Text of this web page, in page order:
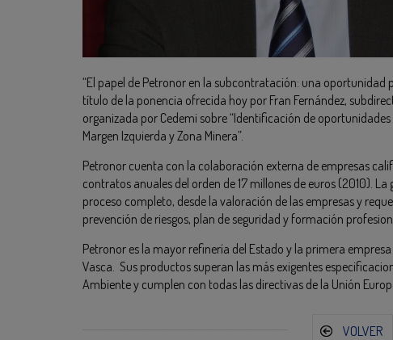
“El papel de Petronor en la subcontratación: una oportunidad
título de la ponencia ofrecida hoy por Fran Fernández,
organizada por Cedemi sobre “Identificación de
Margen Izquierda y Zona Minera”.
Petronor cuenta con la colaboración externa de empresas
contratos anuales del orden de 17 millones de euros (2010).
proceso completo, desde la valoración de las empresas y
prevención de riesgos, plan de seguridad y formación
Petronor es la mayor refinería del Estado y la primera
Vasca. Sus productos superan las más exigentes
Ambiente y cumplen con todas las directivas de la Unión
VOLVER